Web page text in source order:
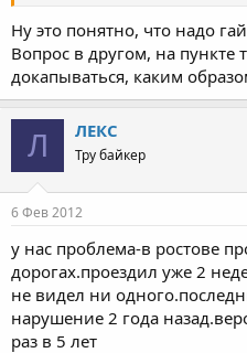
Ну это понятно, что надо
Вопрос в другом, на пункте
докапываться, каким
Л ЛЕКС
Тру байкер
6 Фев 2012
у нас проблема-в ростове
дорогах.проездил уже 2
не видел ни
нарушение 2 года
раз в 5 лет